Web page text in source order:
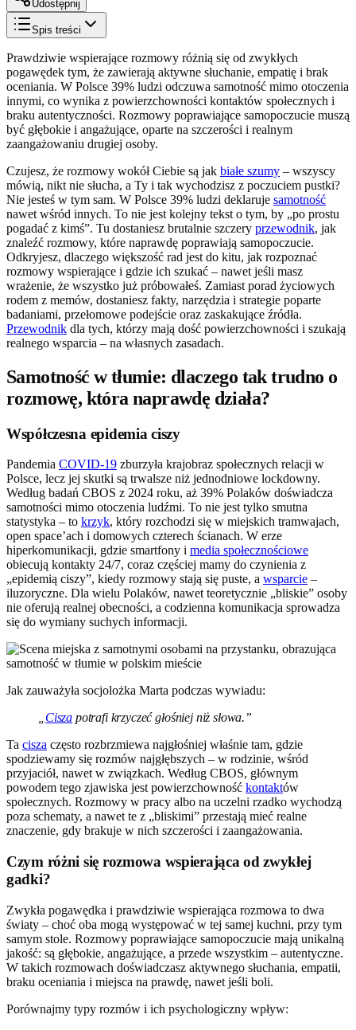
Udostępnij
Spis treści
Prawdziwie wspierające rozmowy różnią się od zwykłych
pogawędek tym, że zawierają aktywne słuchanie, empatię i brak
oceniania. W Polsce 39% ludzi odczuwa samotność mimo otoczenia
innymi, co wynika z powierzchowności kontaktów społecznych i
braku autentyczności. Rozmowy poprawiające samopoczucie muszą
być głębokie i angażujące, oparte na szczerości i realnym
zaangażowaniu drugiej osoby.
Czujesz, że rozmowy wokół Ciebie są jak białe szumy – wszyscy
mówią, nikt nie słucha, a Ty i tak wychodzisz z poczuciem pustki?
Nie jesteś w tym sam. W Polsce 39% ludzi deklaruje samotność
nawet wśród innych. To nie jest kolejny tekst o tym, by „po prostu
pogadać z kimś”. Tu dostaniesz brutalnie szczery przewodnik, jak
znaleźć rozmowy, które naprawdę poprawiają samopoczucie.
Odkryjesz, dlaczego większość rad jest do kitu, jak rozpoznać
rozmowy wspierające i gdzie ich szukać – nawet jeśli masz
wrażenie, że wszystko już próbowałeś. Zamiast porad życiowych
rodem z memów, dostaniesz fakty, narzędzia i strategie poparte
badaniami, przełomowe podejście oraz zaskakujące źródła.
Przewodnik dla tych, którzy mają dość powierzchowności i szukają
realnego wsparcia – na własnych zasadach.
Samotność w tłumie: dlaczego tak trudno o
rozmowę, która naprawdę działa?
Współczesna epidemia ciszy
Pandemia COVID-19 zburzyła krajobraz społecznych relacji w
Polsce, lecz jej skutki są trwalsze niż jednodniowe lockdowny.
Według badań CBOS z 2024 roku, aż 39% Polaków doświadcza
samotności mimo otoczenia ludźmi. To nie jest tylko smutna
statystyka – to krzyk, który rozchodzi się w miejskich tramwajach,
open space’ach i domowych czterech ścianach. W erze
hiperkomunikacji, gdzie smartfony i media społecznościowe
obiecują kontakty 24/7, coraz częściej mamy do czynienia z
„epidemią ciszy”, kiedy rozmowy stają się puste, a wsparcie –
iluzoryczne. Dla wielu Polaków, nawet teoretycznie „bliskie” osoby
nie oferują realnej obecności, a codzienna komunikacja sprowadza
się do wymiany suchych informacji.
Jak zauważyła socjolożka Marta podczas wywiadu:
Cisza potrafi krzyczeć głośniej niż słowa.”
Ta cisza często rozbrzmiewa najgłośniej właśnie tam, gdzie
spodziewamy się rozmów najgłębszych – w rodzinie, wśród
przyjaciół, nawet w związkach. Według CBOS, głównym
powodem tego zjawiska jest powierzchowność kontaktów
społecznych. Rozmowy w pracy albo na uczelni rzadko wychodzą
poza schematy, a nawet te z „bliskimi” przestają mieć realne
znaczenie, gdy brakuje w nich szczerości i zaangażowania.
Czym różni się rozmowa wspierająca od zwykłej
gadki?
Zwykła pogawędka i prawdziwie wspierająca rozmowa to dwa
światy – choć oba mogą występować w tej samej kuchni, przy tym
samym stole. Rozmowy poprawiające samopoczucie mają unikalną
jakość: są głębokie, angażujące, a przede wszystkim – autentyczne.
W takich rozmowach doświadczasz aktywnego słuchania, empatii,
braku oceniania i miejsca na prawdę, nawet jeśli boli.
Porównajmy typy rozmów i ich psychologiczny wpływ: